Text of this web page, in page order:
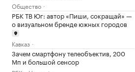
Общество
РБК ТВ Юг: автор «Пиши, сокращай» —
о визуальном бренде южных городов
Кавказ
Зачем смартфону телеобъектив, 200
Мп и большой сенсор